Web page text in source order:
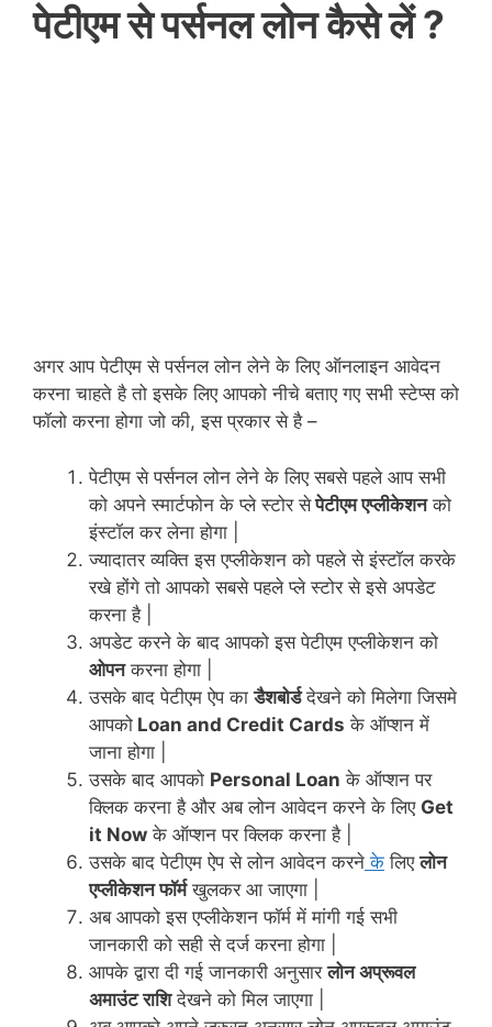
पेटीएम से पर्सनल लोन कैसे लें ?
अगर आप पेटीएम से पर्सनल लोन लेने के लिए ऑनलाइन आवेदन
करना चाहते है तो इसके लिए आपको नीचे बताए गए सभी स्टेप्स को
फॉलो करना होगा जो की, इस प्रकार से है –
पेटीएम से पर्सनल लोन लेने के लिए सबसे पहले आप सभी
को अपने स्मार्टफोन के प्ले स्टोर सेपेटीएम एप्लीकेशनको
इंस्टॉल कर लेना होगा |
ज्यादातर व्यक्ति इस एप्लीकेशन को पहले से इंस्टॉल करके
रखे होंगे तो आपको सबसे पहले प्ले स्टोर से इसे अपडेट
करना है |
अपडेट करने के बाद आपको इस पेटीएम एप्लीकेशन को
ओपनकरना होगा |
उसके बाद पेटीएम ऐप काडैशबोर्डदेखने को मिलेगा जिसमे
आपको Loan and Credit Cards के ऑप्शन में
जाना होगा |
उसके बाद आपको Personal Loan के ऑप्शन पर
क्लिक करना है और अब लोन आवेदन करने के लिए Get
it Now के ऑप्शन पर क्लिक करना है |
उसके बाद पेटीएम ऐप से लोन आवेदन करने के लिएलोन
एप्लीकेशन फॉर्मखुलकर आ जाएगा |
अब आपको इस एप्लीकेशन फॉर्म में मांगी गई सभी
जानकारी को सही से दर्ज करना होगा |
आपके द्वारा दी गई जानकारी अनुसारलोन अप्रूवल
अमाउंट राशिदेखने को मिल जाएगा |